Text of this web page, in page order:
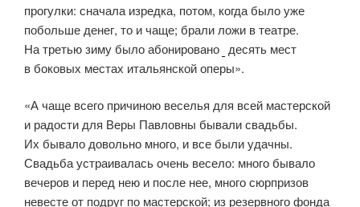
прогулки: сначала изредка, потом, когда было уже
побольше денег, то и чаще; брали ложи в театре.
На третью зиму было абонировано десять мест
в боковых местах итальянской оперы».
«А чаще всего причиною веселья для всей мастерской
и радости для Веры Павловны бывали свадьбы.
Их бывало довольно много, и все были удачны.
Свадьба устраивалась очень весело: много бывало
вечеров и перед нею и после нее, много сюрпризов
невесте от подруг по мастерской; из резервного фонда